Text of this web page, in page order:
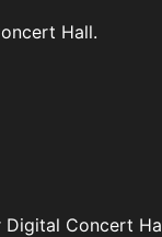
Hall.
Digital Concert